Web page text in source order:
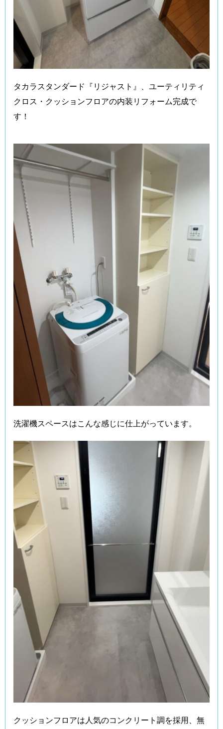
タカラスタンダード『リジャスト』、ユーティリティ
クロス・クッションフロアの内装リフォーム完成で
す！
洗濯機スペースはこんな感じに仕上がっています。
クッションフロアは人気のコンクリート調を採用、無